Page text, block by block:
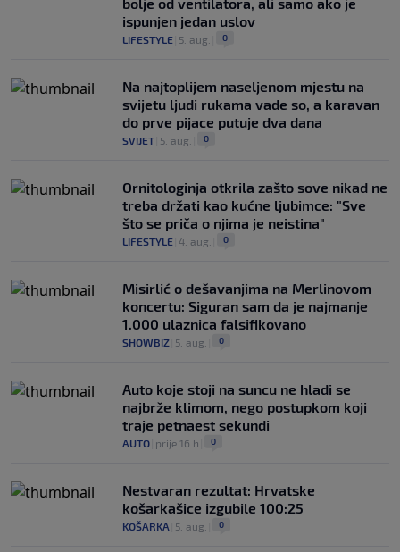
bolje od ventilatora, ali samo ako je
ispunjen jedan uslov
LIFESTYLE 5. aug. 0
Na najtoplijem naseljenom mjestu na
svijetu ljudi rukama vade so, a karavan
do prve pijace putuje dva dana
SVIJET 5. aug. 0
Ornitologinja otkrila zašto sove nikad ne
treba držati kao kućne ljubimce: "Sve
što se priča o njima je neistina"
LIFESTYLE 4. aug. 0
Misirlić o dešavanjima na Merlinovom
koncertu: Siguran sam da je najmanje
1.000 ulaznica falsifikovano
SHOWBIZ 5. aug. 0
Auto koje stoji na suncu ne hladi se
najbrže klimom, nego postupkom koji
traje petnaest sekundi
AUTO prije 16 h 0
Nestvaran rezultat: Hrvatske
košarkašice izgubile 100:25
KOŠARKA 5. aug. 0